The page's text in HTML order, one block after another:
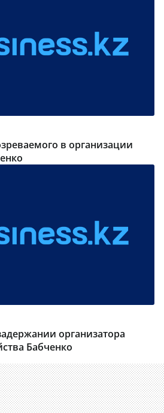
в организации
организатора
Бабченко